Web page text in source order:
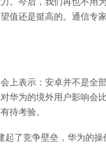
值还是挺高的。通信专
上表示：安卓并不是全
华为的境外用户影响会
待考验。
起了竞争壁垒，华为的